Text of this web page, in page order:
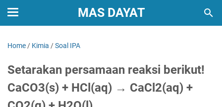
MAS DAYAT
Home / Kimia /Soal IPA
Setarakan persamaan reaksi berikut!
CaCO3(s) + HCl(aq) → CaCl2(aq) +